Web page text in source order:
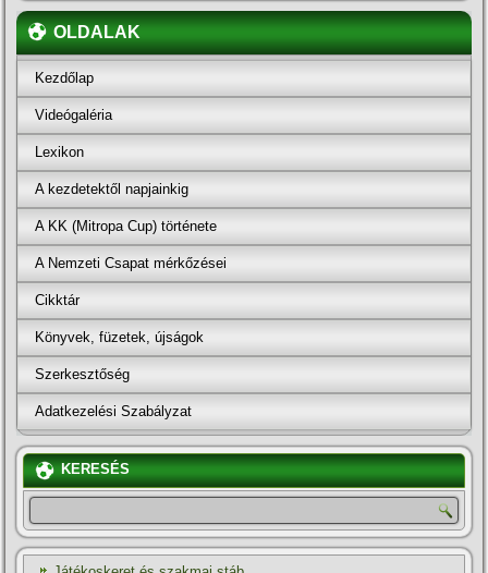
OLDALAK
Kezdőlap
Videógaléria
Lexikon
A kezdetektől napjainkig
A KK (Mitropa Cup) története
A Nemzeti Csapat mérkőzései
Cikktár
Könyvek, füzetek, újságok
Szerkesztőség
Adatkezelési Szabályzat
KERESÉS